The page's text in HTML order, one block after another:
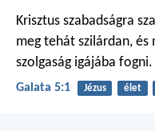
Krisztus szabadságra
meg tehát szilárdan,
szolgaság igájába fogni.
Galata 5:1 Jézus élet